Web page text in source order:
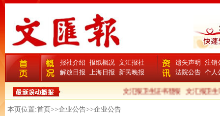
报社介绍 报纸概况 文汇报社
解放日报 上海日报 新民晚报
遗失声明
注销
法院公告 个人
文汇报卫生证书登报 文汇报卫生证
本页位置:首页>>企业公告>>企业公告